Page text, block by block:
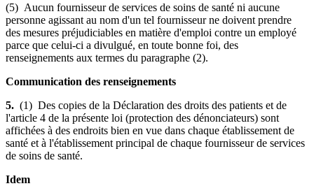
(5) Aucun fournisseur de services de soins de santé ni aucune
personne agissant au nom d'un tel fournisseur ne doivent prendre
des mesures préjudiciables en matière d'emploi contre un employé
parce que celui-ci a divulgué, en toute bonne foi, des
renseignements aux termes du paragraphe (2).
Communication des renseignements
5. (1) Des copies de la Déclaration des droits des patients et de
l'article 4 de la présente loi (protection des dénonciateurs) sont
affichées à des endroits bien en vue dans chaque établissement de
santé et à l'établissement principal de chaque fournisseur de services
de soins de santé.
Idem